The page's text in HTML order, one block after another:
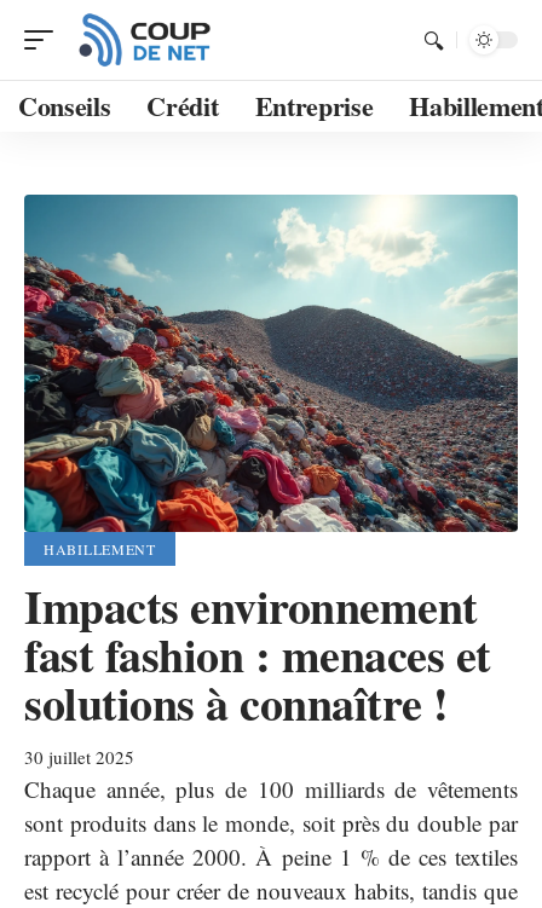
Conseils Crédit Entreprise
HABILLEMENT
Impacts environnement
fast fashion : menaces et
solutions à connaître !
30 juillet 2025
Chaque année, plus de 100 milliards de vêtements
sont produits dans le monde, soit près du double par
rapport à l’année 2000. À peine 1 % de ces textiles
est recyclé pour créer de nouveaux habits, tandis que